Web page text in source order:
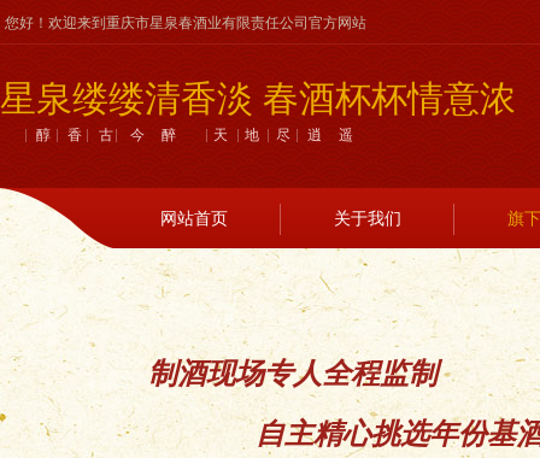
您好！欢迎来到重庆市星泉春酒业有限责任公司官方网站
星泉缕缕清香淡 春酒杯杯情意浓
醇香古今醉 天地尽逍遥
制酒现场专人全程监制
自主精心挑选年份基
网站首页 关于我们 旗